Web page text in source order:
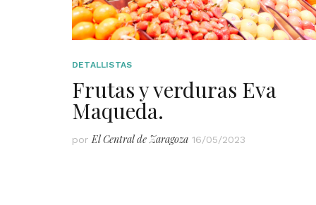
DETALLISTAS
Frutas y verduras Eva
Maqueda.
por El Central de Zaragoza 16/05/2023